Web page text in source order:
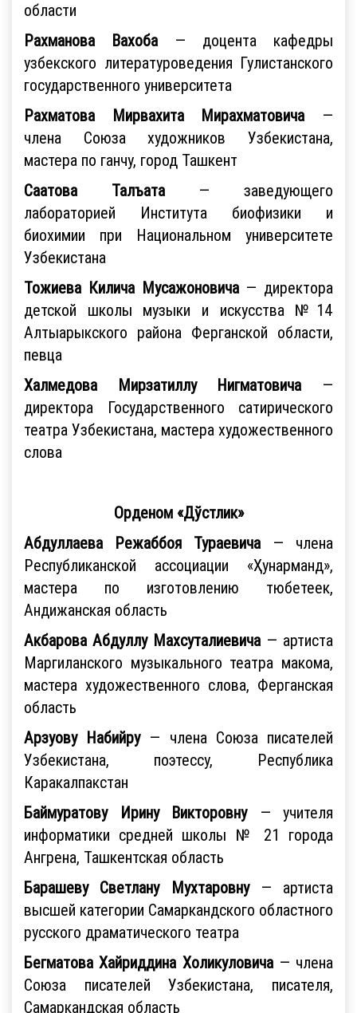
области
Рахманова Вахоба— доцента кафедры
узбекского литературоведения Гулистанского
государственного университета
Рахматова Мирвахита Мирахматовича—
члена Союза художников Узбекистана,
мастера по ганчу, город Ташкент
Саатова Талъата— заведующего
лабораторией Института биофизики и
биохимии при Национальном университете
Узбекистана
Тожиева Килича Мусажоновича— директора
детской школы музыки и искусства №14
Алтыарыкского района Ферганской области,
певца
Халмедова Мирзатиллу Нигматовича—
директора Государственного сатирического
театра Узбекистана, мастера художественного
слова
Орденом «Дўстлик»
Абдуллаева Режаббоя Тураевича— члена
Республиканской ассоциации «Ҳунарманд»,
мастера по изготовлению тюбетеек,
Андижанская область
Акбарова Абдуллу Махсуталиевича— артиста
Маргиланского музыкального театра макома,
мастера художественного слова, Ферганская
область
Арзуову Набийру— члена Союза писателей
Узбекистана, поэтессу, Республика
Каракалпакстан
Баймуратову Ирину Викторовну— учителя
информатики средней школы № 21 города
Ангрена, Ташкентская область
Барашеву Светлану Мухтаровну— артиста
высшей категории Самаркандского областного
русского драматического театра
Бегматова Хайриддина Холикуловича— члена
Союза писателей Узбекистана, писателя,
Самаркандская область